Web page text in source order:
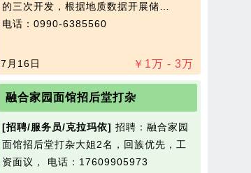
的三次开发，根据地质数据开展储…
电话：0990-6385560
￥ 1万 - 3万
7月16日
融合家园面馆招后堂打杂
[招聘/服务员/克拉玛依] 招聘：融合家园
面馆招后堂打杂大姐2名，回族优先，工
资面议， 电话：17609905973